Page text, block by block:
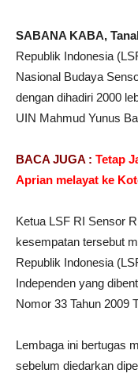
SABANA KABA,
Republik Indonesia
Nasional Budaya
dengan dihadiri 2000
UIN Mahmud Yunus
BACA JUGA : Tetap
Aprian melayat ke
Ketua LSF RI Sensor
kesempatan tersebut
Republik Indonesia
Independen yang
Nomor 33 Tahun 2009
Lembaga ini bertugas
sebelum diedarkan